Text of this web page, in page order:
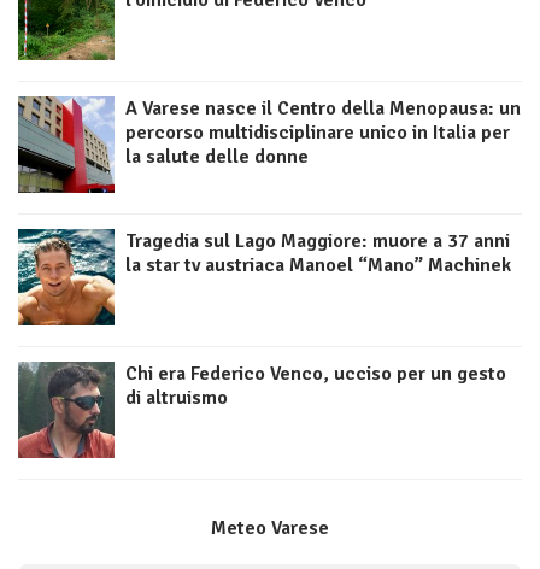
A Varese nasce il Centro della Menopausa: un
percorso multidisciplinare unico in Italia per
la salute delle donne
Tragedia sul Lago Maggiore: muore a 37 anni
la star tv austriaca Manoel “Mano” Machinek
Chi era Federico Venco, ucciso per un gesto
di altruismo
Meteo Varese